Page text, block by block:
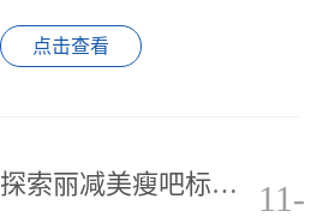
告费、人员工资等。具体费用
根据所选品牌、店铺面积、所
点击查看
探索丽减美瘦吧标体怎么算？
11-